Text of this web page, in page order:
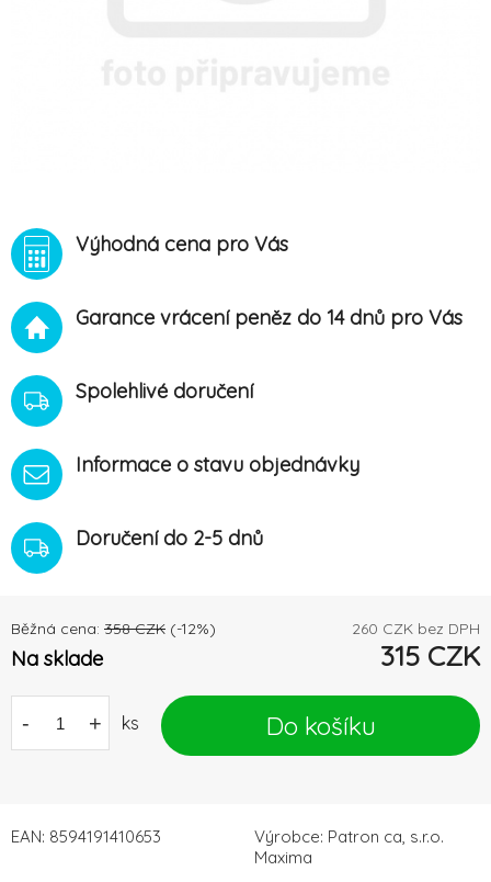
Běžná cena: 358 CZK (-12%) 260 CZK bez DPH
Na sklade 315 CZK
- + ks Do košíku
Výhodná cena pro Vás
Garance vrácení peněz do 14 dnů pro Vás
Spolehlivé doručení
Informace o stavu objednávky
Doručení do 2-5 dnů
EAN: 8594191410653 Výrobce: Patron ca, s.r.o.
Maxima